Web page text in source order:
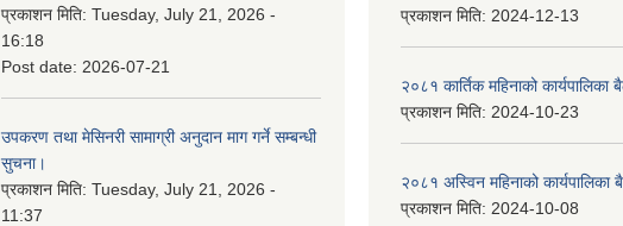
प्रकाशन मिति: Tuesday, July 21, 2026 -
16:18
Post date: 2026-07-21
उपकरण तथा मेसिनरी सामाग्री अनुदान माग गर्ने सम्बन्धी
सुचना।
प्रकाशन मिति: Tuesday, July 21, 2026 -
11:37
प्रकाशन मिति: 2024-12-13
२०८१ कार्तिक महिनाको कार्यपालिका
प्रकाशन मिति: 2024-10-23
२०८१ अस्विन महिनाको कार्यपालिका
प्रकाशन मिति: 2024-10-08